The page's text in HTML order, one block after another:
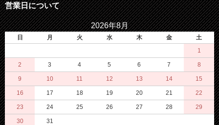
営業日について
2026年8月
日 月 火 水 木 金
土
1
2 3 4 5 6 7 8
9 10 11 12 13 14 15
16 17 18 19 20 21 22
23 24 25 26 27 28 29
30 31